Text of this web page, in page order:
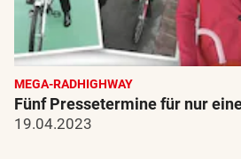
MEGA-RADHIGHWAY
Fünf Pressetermine für nur
19.04.2023